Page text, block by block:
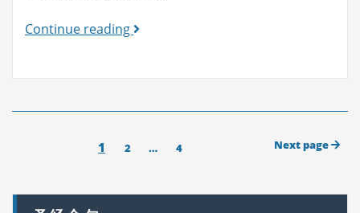
Continue reading7/22/23
Page
1 Page
2 … Page
4 Next page